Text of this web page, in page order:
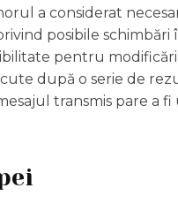
a considerat
posibile
pentru
după o serie de
transmis pare a